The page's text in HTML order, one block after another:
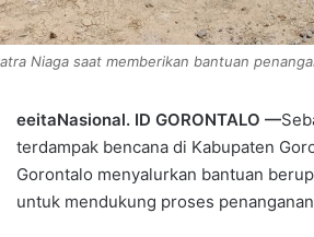
Niaga saat memberikan bantuan
eeitaNasional. ID GORONTALO —
terdampak bencana di Kabupaten
Gorontalo menyalurkan bantuan
untuk mendukung proses